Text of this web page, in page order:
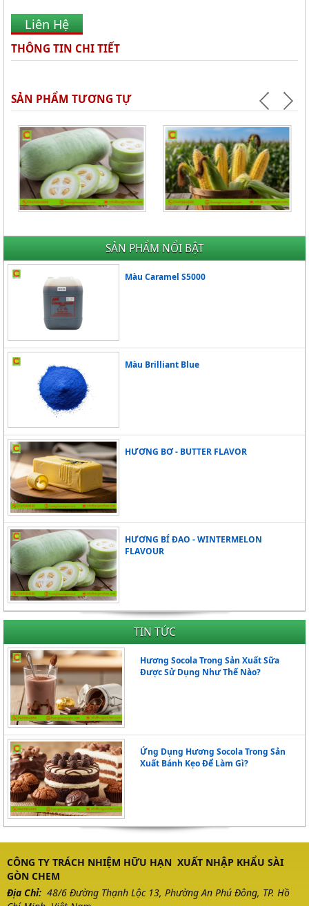
SẢN PHẨM NỔI BẬT
Màu Caramel S5000
Màu Brilliant Blue
HƯƠNG BƠ - BUTTER FLAVOR
HƯƠNG BÍ ĐAO - WINTERMELON
FLAVOUR
Liên Hệ
THÔNG TIN CHI TIẾT
SẢN PHẨM TƯƠNG TỰ
TIN TỨC
Hương Socola Trong Sản Xuất Sữa
Được Sử Dụng Như Thế Nào?
Ứng Dụng Hương Socola Trong Sản
Xuất Bánh Kẹo Để Làm Gì?
CÔNG TY TRÁCH NHIỆM HỮU HẠN XUẤT NHẬP KHẨU SÀI
GÒN CHEM
Địa Chỉ: 48/6 Đường Thạnh Lộc 13, Phường An Phú Đông, TP. Hồ